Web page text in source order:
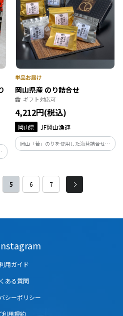
岡山県産 のり詰合せ
ギフト対応可
4,212円(税込)
岡山県 JF岡山漁連
岡山「若」のりを使用した海苔詰合せ。
岡山「若」のりは、岡山県で養殖された
苔の風味・歯切れ・香りをご堪能くださ
5 6 7
用ガイド
ある質問
シーポリシー
利用規約